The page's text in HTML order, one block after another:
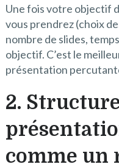
Une fois votre objectif
vous prendrez (choix
nombre de slides,
objectif. C’est le
présentation
2.
comme un